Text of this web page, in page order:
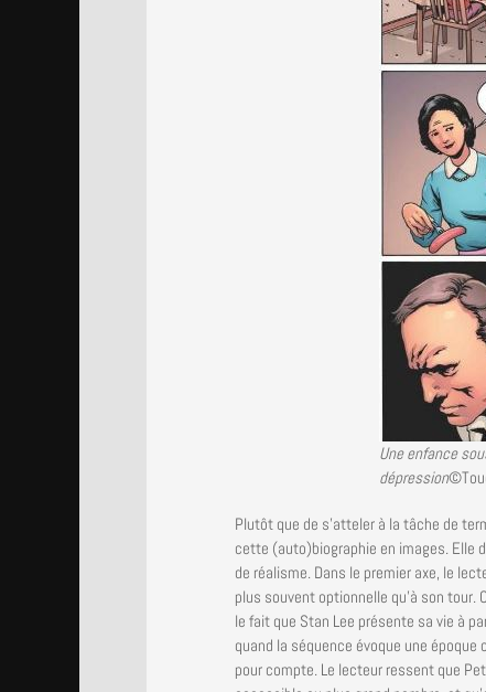
Une enfance
dépression
Plutôt que de s’atteler à la tâche de
cette (auto)biographie en images. Elle
de réalisme. Dans le premier axe, le
plus souvent optionnelle qu’à son
le fait que Stan Lee présente sa vie à
quand la séquence évoque une
pour compte. Le lecteur ressent que